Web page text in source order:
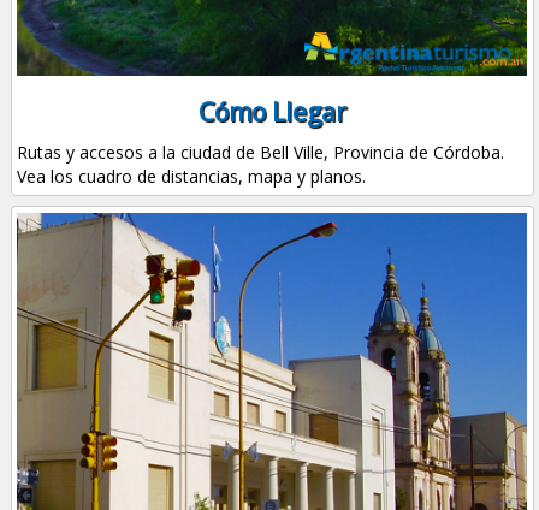
Cómo Llegar
Rutas y accesos a la ciudad de Bell Ville, Provincia de Córdoba.
Vea los cuadro de distancias, mapa y planos.